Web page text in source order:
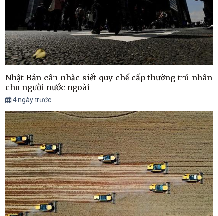
Nhật Bản cân nhắc siết quy chế cấp thường trú nhân
cho người nước ngoài
4 ngày trước